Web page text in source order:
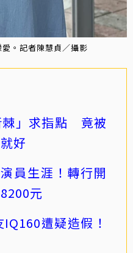
。記者陳慧貞／攝影
棘」求指點 竟被
好
員生涯！轉行開
元
遭疑造假！